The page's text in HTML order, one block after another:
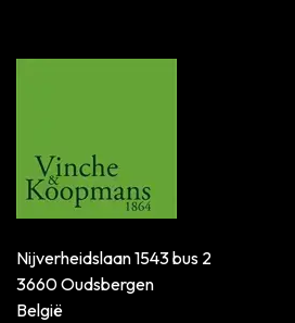
Nijverheidslaan 1543 bus 2
3660 Oudsbergen
België